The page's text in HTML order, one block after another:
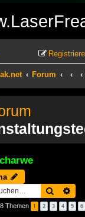
Forum
Suche
Themen 1 2 3 4 5 6